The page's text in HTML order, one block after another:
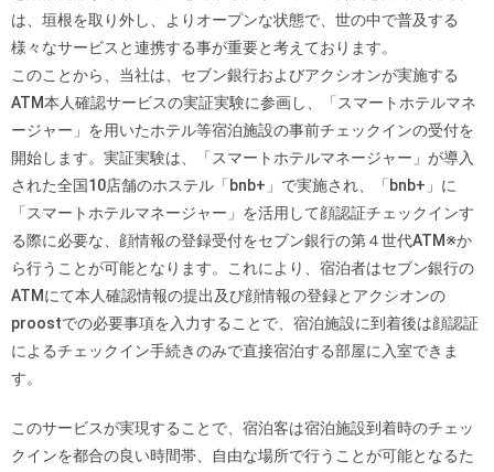
は、垣根を取り外し、よりオープンな状態で、世の中で普及する
様々なサービスと連携する事が重要と考えております。
このことから、当社は、セブン銀行およびアクシオンが実施する
ATM本人確認サービスの実証実験に参画し、「スマートホテルマネ
ージャー」を用いたホテル等宿泊施設の事前チェックインの受付を
開始します。実証実験は、「スマートホテルマネージャー」が導入
された全国10店舗のホステル「bnb+」で実施され、「bnb+」に
「スマートホテルマネージャー」を活用して顔認証チェックインす
る際に必要な、顔情報の登録受付をセブン銀行の第４世代ATM※か
ら行うことが可能となります。これにより、宿泊者はセブン銀行の
ATMにて本人確認情報の提出及び顔情報の登録とアクシオンの
proostでの必要事項を入力することで、宿泊施設に到着後は顔認証
によるチェックイン手続きのみで直接宿泊する部屋に入室できま
す。
このサービスが実現することで、宿泊客は宿泊施設到着時のチェッ
クインを都合の良い時間帯、自由な場所で行うことが可能となるた